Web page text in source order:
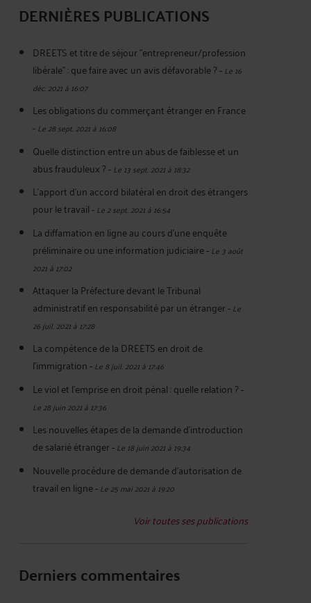
DERNIÈRES PUBLICATIONS
DREETS et titre de séjour "entrepreneur/profession
libérale" : que faire avec un avis défavorable ?-Le 16
déc. 2021 à 16:07
Les obligations du commerçant étranger en France
-Le 28 sept. 2021 à 16:08
Quelle distinction entre un abus de faiblesse et un
abus frauduleux ?-Le 13 sept. 2021 à 18:32
L'apport d'un accord bilatéral en droit des étrangers
pour le travail-Le 2 sept. 2021 à 16:54
La diffamation en ligne au cours d'une enquête
préliminaire ou une information judiciaire-Le 3 août
2021 à 17:02
Attaquer la Préfecture devant le Tribunal
administratif en responsabilité par un étranger-Le
26 juil. 2021 à 17:28
La compétence de la DREETS en droit de
l'immigration-Le 8 juil. 2021 à 17:46
Le viol et l'emprise en droit pénal : quelle relation ?-
Le 28 juin 2021 à 17:36
Les nouvelles étapes de la demande d'introduction
de salarié étranger-Le 18 juin 2021 à 19:34
Nouvelle procédure de demande d'autorisation de
travail en ligne-Le 25 mai 2021 à 19:20
Voir toutes ses publications
Derniers commentaires